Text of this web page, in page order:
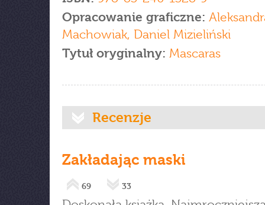
Opracowanie graficzne:
Machowiak, Daniel Mizieliński
Tytuł oryginalny: Mascaras
Recenzje
Zakładając maski
69 33